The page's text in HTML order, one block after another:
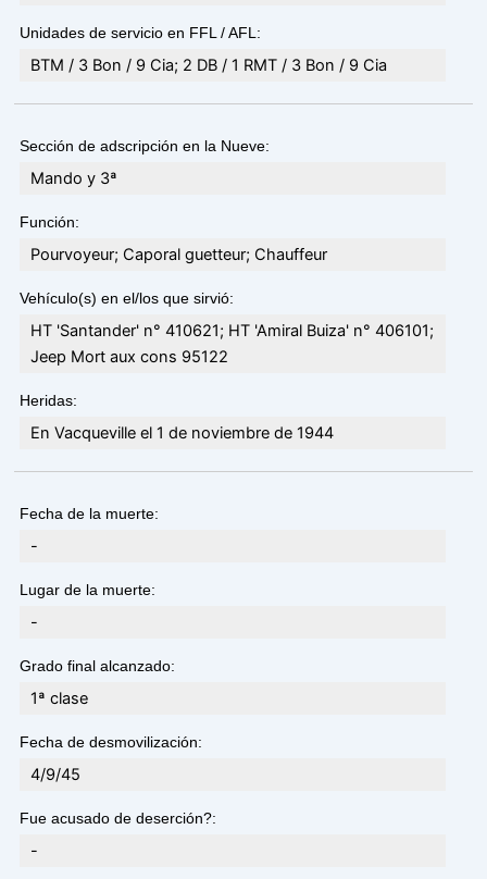
Unidades de servicio en FFL / AFL:
BTM / 3 Bon / 9 Cia; 2 DB / 1 RMT / 3 Bon / 9 Cia
Sección de adscripción en la Nueve:
Mando y 3ª
Función:
Pourvoyeur; Caporal guetteur; Chauffeur
Vehículo(s) en el/los que sirvió:
HT 'Santander' n° 410621; HT 'Amiral Buiza' n° 406101;
Jeep Mort aux cons 95122
Heridas:
En Vacqueville el 1 de noviembre de 1944
Fecha de la muerte:
-
Lugar de la muerte:
-
Grado final alcanzado:
1ª clase
Fecha de desmovilización:
4/9/45
Fue acusado de deserción?:
-